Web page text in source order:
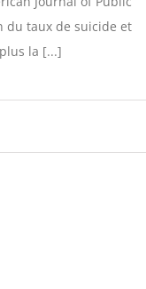
du taux de suicide et
la [...]